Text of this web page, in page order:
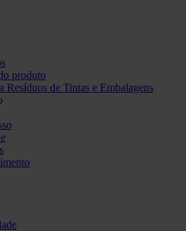
produto
Resíduos de Tintas e Embalagens